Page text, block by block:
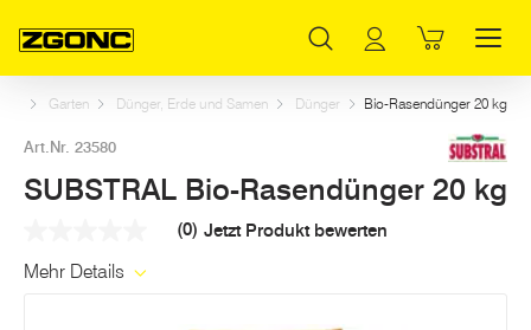
Garten Dünger, Erde und Samen Dünger Bio-Rasendünger 20 kg
Art.Nr. 23580
SUBSTRAL Bio-Rasendünger 20 kg
Link
(0) Jetzt Produkt bewerten
Mehr Details